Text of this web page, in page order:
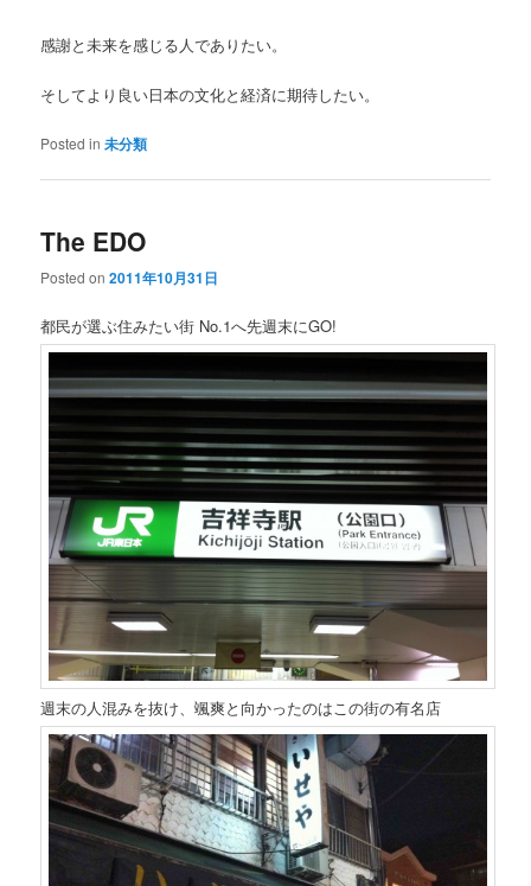
感謝と未来を感じる人でありたい。
そしてより良い日本の文化と経済に期待したい。
Posted in 未分類
The EDO
Posted on2011年10月31日
都民が選ぶ住みたい街 No.1へ先週末にGO!
週末の人混みを抜け、颯爽と向かったのはこの街の有名店